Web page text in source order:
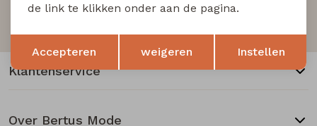
Hoe we met je data omgaan? Bekijk dit in onze
Klantenservice
Over Bertus Mode
Terug Opslaan
de link te klikken onder aan de pagina.
Accepteren weigeren Instellen